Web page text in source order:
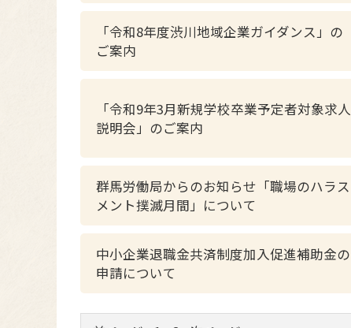
「令和8年度渋川地域企業ガイダンス」の
ご案内
「令和9年3月新規学校卒業予定者対象求人
説明会」のご案内
群馬労働局からのお知らせ「職場のハラス
メント撲滅月間」について
中小企業退職金共済制度加入促進補助金の
申請について